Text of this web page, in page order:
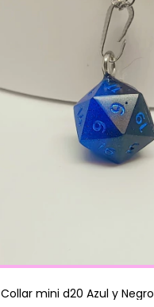
Collar mini d20 Azul y